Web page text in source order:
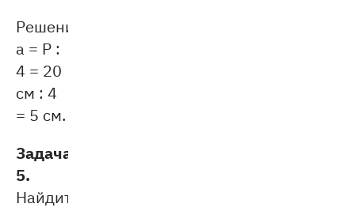
Решение:
a = P :
4 = 20
см : 4
= 5 см.
Задача
5.
Найдите